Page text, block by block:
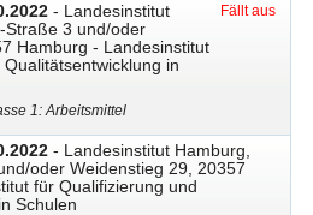
- Landesinstitut
Straße 3 und/oder
Hamburg - Landesinstitut
in
Fällt aus
1: Arbeitsmittel
- Landesinstitut Hamburg,
oder Weidenstieg 29, 20357
für Qualifizierung und
Schulen